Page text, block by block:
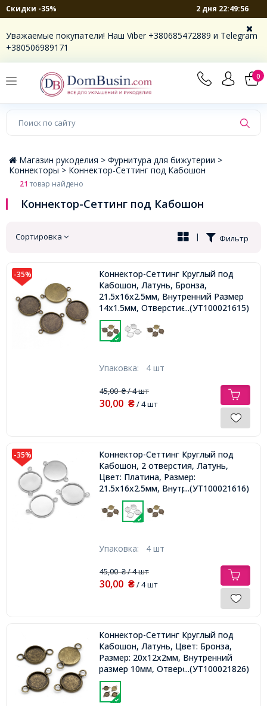
Скидки -35% 2 дня 22:49:55
Уважаемые покупатели! Наш Viber +380685472889 и Telegram
+380506989171
0
×
Магазин рукоделия > Фурнитура для бижутерии >
Коннекторы > Коннектор-Сеттинг под Кабошон
21товар найдено
Коннектор-Сеттинг под Кабошон
Сортировка Фильтр
|
-35%
Коннектор-Сеттинг Круглый под
Кабошон, Латунь, Бронза,
21.5x16x2.5мм, Внутренний Размер
14х1.5мм, Отверстие 1.5мм,...(УТ100021615)
Упаковка: 4 шт
45,00₴/ 4 шт
30,00 ₴/ 4 шт
-35%
Коннектор-Сеттинг Круглый под
Кабошон, 2 отверстия, Латунь,
Цвет: Платина, Размер:
21.5x16x2.5мм, Внутренний
14х1.5мм, Отверстие 1.5мм,
...(УТ100021616)
Упаковка: 4 шт
45,00₴/ 4 шт
30,00 ₴/ 4 шт
Коннектор-Сеттинг Круглый под
Кабошон, Латунь, Цвет: Бронза,
Размер: 20x12x2мм, Внутренний
размер 10мм, Отверстие 2.5мм,
...(УТ100021826)